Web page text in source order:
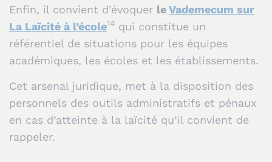
Enfin, il convient d’évoquer leVademecum sur
La Laïcité à l’école14 qui constitue un
référentiel de situations pour les équipes
académiques, les écoles et les établissements.
Cet arsenal juridique, met à la disposition des
personnels des outils administratifs et pénaux
en cas d’atteinte à la laïcité qu’il convient de
rappeler.